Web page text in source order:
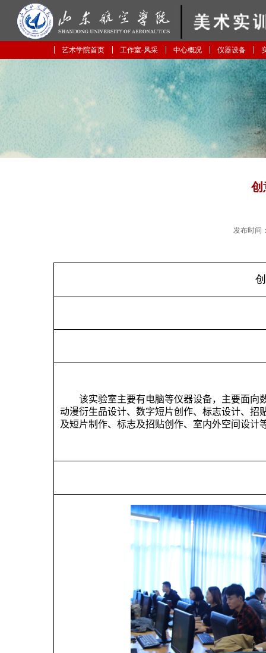
艺术学院首页 工作室-风采 中心概况 仪器设备
创
发布时间
该实验室主要有电脑等仪器设备， 主要面向
动漫衍生品设计、数字短片创作、标志设计、招
及短片制作、标志及招贴创作、室内外空间设计